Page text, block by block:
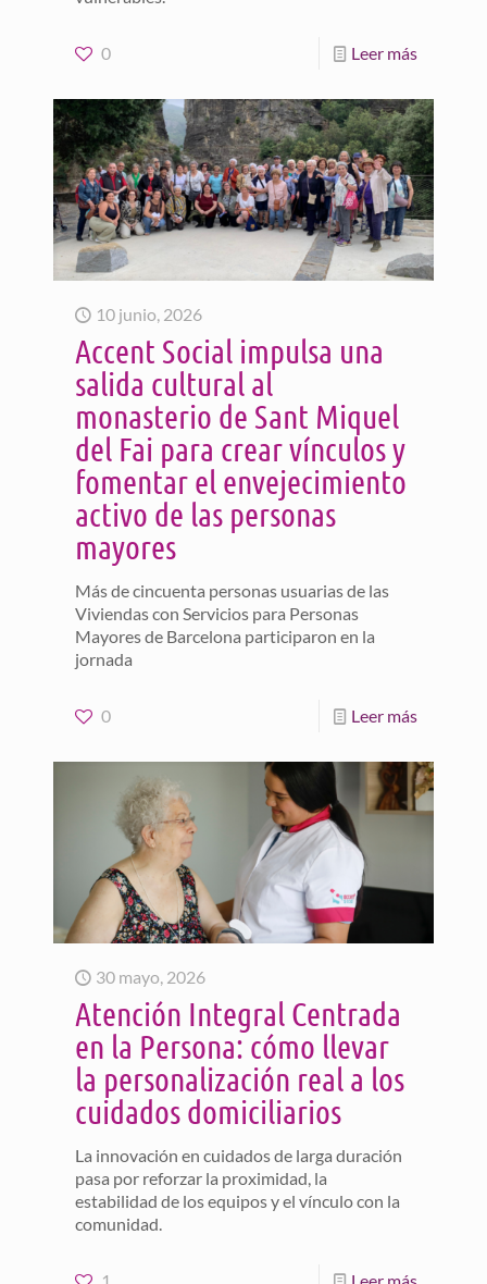
0 Leer más
10 junio, 2026
Accent Social impulsa una
salida cultural al
monasterio de Sant Miquel
del Fai para crear vínculos y
fomentar el envejecimiento
activo de las personas
mayores
Más de cincuenta personas usuarias de las
Viviendas con Servicios para Personas
Mayores de Barcelona participaron en la
jornada
0 Leer más
30 mayo, 2026
Atención Integral Centrada
en la Persona: cómo llevar
la personalización real a los
cuidados domiciliarios
La innovación en cuidados de larga duración
pasa por reforzar la proximidad, la
estabilidad de los equipos y el vínculo con la
comunidad.